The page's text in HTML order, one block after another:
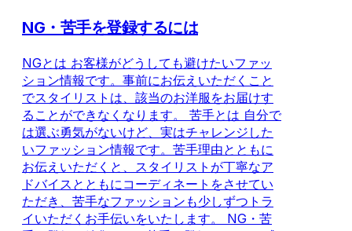
NG・苦手を登録するには
NGとは お客様がどうしても避けたいファッ
ション情報です。事前にお伝えいただくこと
でスタイリストは、該当のお洋服をお届けす
ることができなくなります。 苦手とは 自分で
は選ぶ勇気がないけど、実はチャレンジした
いファッション情報です。苦手理由とともに
お伝えいただくと、スタイリストが丁寧なア
ドバイスとともにコーディネートをさせてい
ただき、苦手なファッションも少しずつトラ
イいただくお手伝いをいたします。 NG・苦